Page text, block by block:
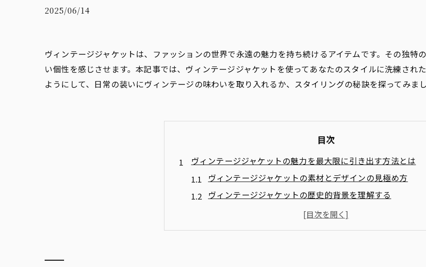
2025/06/14
ヴィンテージジャケットは、ファッションの世界で永遠の魅力を持ち続けるアイテムです。その独特
い個性を感じさせます。本記事では、ヴィンテージジャケットを使ってあなたのスタイルに洗練され
ようにして、日常の装いにヴィンテージの味わいを取り入れるか、スタイリングの秘訣を探ってみまし
目次
ヴィンテージジャケットの魅力を最大限に引き出す方法とは
ヴィンテージジャケットの素材とデザインの見極め方
ヴィンテージジャケットの歴史的背景を理解する
色と柄で楽しむヴィンテージジャケットの選び方
ヴィンテージジャケットで表現する個性とスタイル